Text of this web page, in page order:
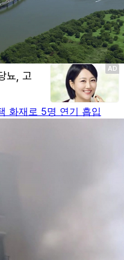
화재로 5명 연기 흡입